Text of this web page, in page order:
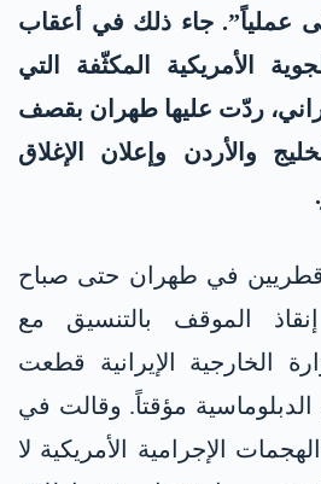
عملياً”. جاء ذلك في أعقاب
الأمريكية المكثّفة التي
ردّت عليها طهران بقصف
والأردن وإعلان الإغلاق
في طهران حتى صباح
الموقف بالتنسيق مع
الخارجية الإيرانية قطعت
الدبلوماسية مؤقتاً. وقالت في
الإجرامية الأمريكية لا